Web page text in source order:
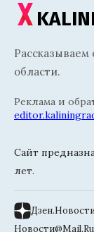
области.
Реклама и
Сайт
лет.
Новости@Mail.Ru